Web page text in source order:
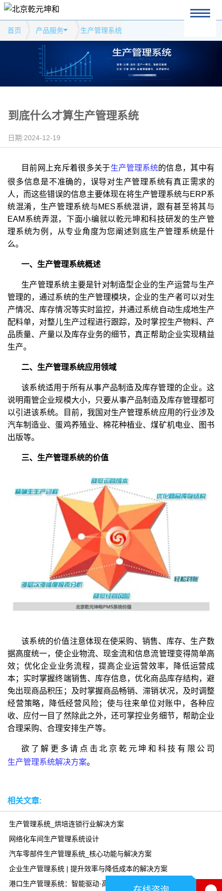
首页 产品服务 生产管理系统
到底什么才算生产管理系统
日期:2024-12-19
目前网上充斥着很多关于生产管理系统的信息，其中有
很多信息是不准确的，误导对生产管理系统有真正需求的
人，而这些错误的信息主要体现在将生产管理系统与ERP系
统混淆，生产管理系统与MES系统混讲，跟有甚至将其与
EAM系统弄混，下面小编就以乾元坤和科技研发的生产管
理系统为例，从专业角度为您阐述到底生产管理系统是什
么。
一、生产管理系统概述
生产管理系统主要是针对制造型企业的生产运营与生产
管理的，通过系统的生产管理模块，企业的生产者可以对生
产情况、库存情况等实时监控，并通过系统自动生成地生产
配料单，对整儿生产过程进行跟踪，及时掌控生产物料、产
品质量、产量以及库存业务的细节，真正帮助企业实现精益
生产。
二、生产管理系统应用领域
该系统适用于所有从事产品制造及库存管理的企业。这
说明甭管企业规模大小，只要从事产品制造及库存管理都可
以引进该系统。目前，我国对生产管理系统应用的行业涉及
汽车制造业、蛋鸡养殖业、棉花种植业、煤矿机电业、图书
出版等。
三、生产管理系统的价值
该系统的价值注意体现在使采购、销售、库存、生产数
据高度统一，使企业物流、现金流和信息流管理变得简单高
效；优化企业业务流程，提高企业运营效率，降低运营成
本；实时掌握终端销售、库存信息，优化商品库存结构，避
免出现商品积压；及时掌握商品畅销、滞销状况，及时调整
经营策略，降低经营风险；使与往来单位对账中，各种应
收、应付一目了然除此之外，还可掌控业务细节，帮助企业
合理采购、合理安排生产等。
欲了解更多请点击北京乾元坤和科技有限公司
生产管理系统解决方案。
相关文章:
生产管理系统_烘培连锁行业解决方案
网络化车间生产管理系统设计
汽车零部件生产管理系统_核心功能与解决方案
企业生产管理系统 | 提升效率与降低成本的解决方案
港口生产管理系统：智能驱动·高效协同